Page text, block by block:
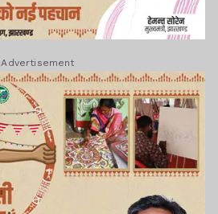
Advertisement